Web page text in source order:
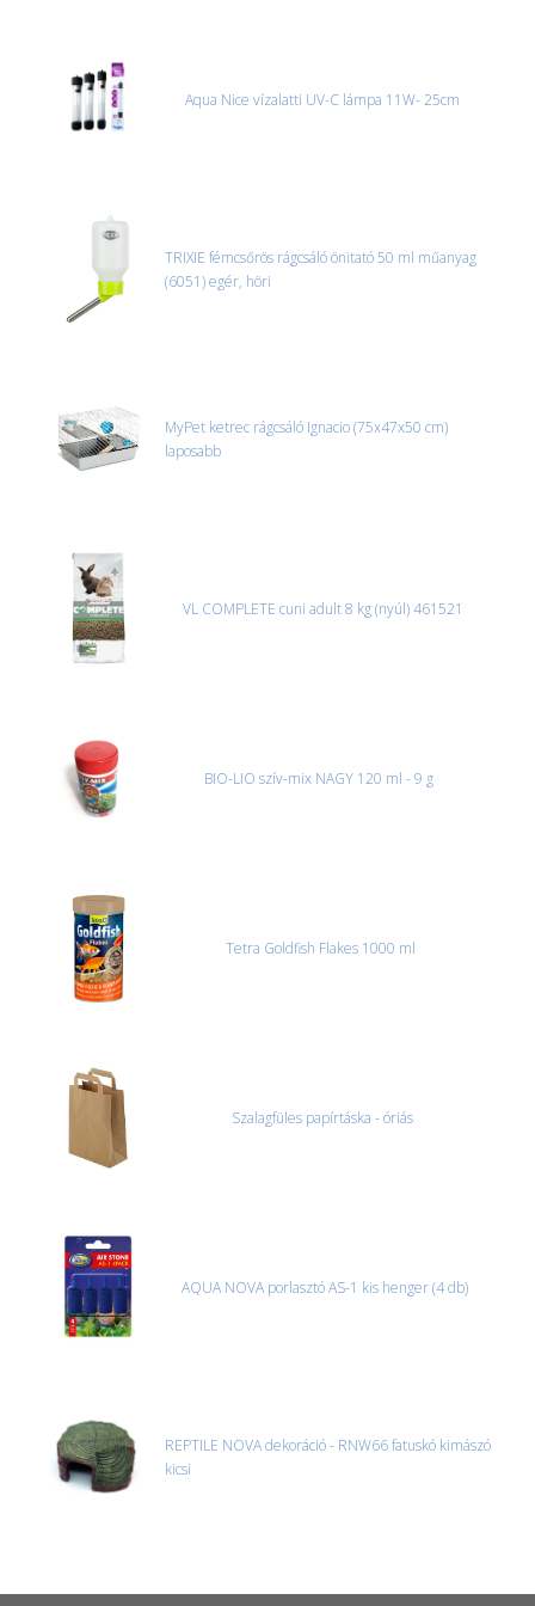
Aqua Nice vízalatti UV-C lámpa 11W- 25cm
TRIXIE fémcsőrös rágcsáló önitató 50 ml műanyag
(6051) egér, höri
MyPet ketrec rágcsáló Ignacio (75x47x50 cm)
laposabb
VL COMPLETE cuni adult 8 kg (nyúl) 461521
BIO-LIO szív-mix NAGY 120 ml - 9 g
Tetra Goldfish Flakes 1000 ml
Szalagfüles papírtáska - óriás
AQUA NOVA porlasztó AS-1 kis henger (4 db)
REPTILE NOVA dekoráció - RNW66 fatuskó kimászó
kicsi